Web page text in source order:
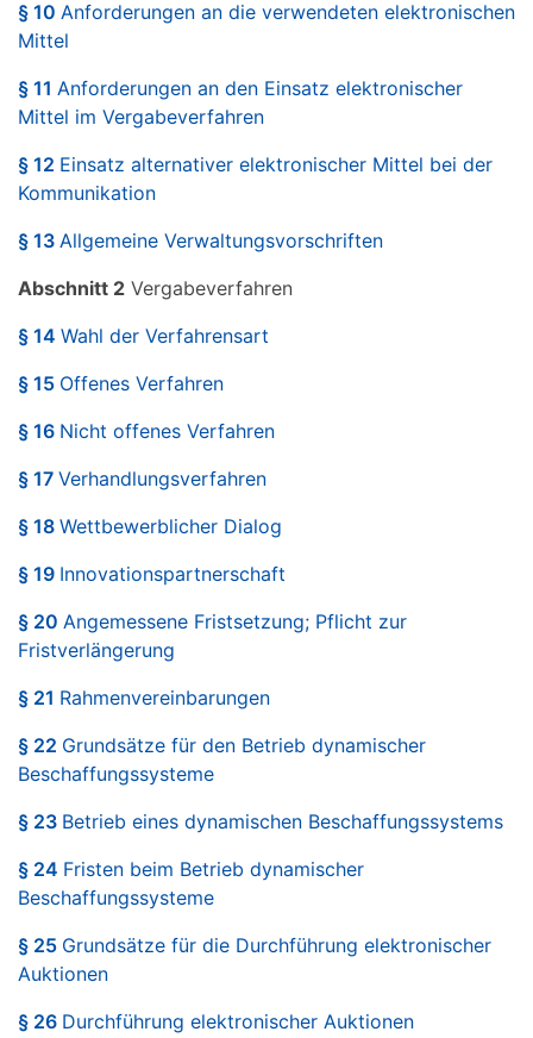
§ 10 Anforderungen an die verwendeten elektronischen
Mittel
§ 11 Anforderungen an den Einsatz elektronischer
Mittel im Vergabeverfahren
§ 12 Einsatz alternativer elektronischer Mittel bei der
Kommunikation
§ 13 Allgemeine Verwaltungsvorschriften
Abschnitt 2 Vergabeverfahren
§ 14 Wahl der Verfahrensart
§ 15 Offenes Verfahren
§ 16 Nicht offenes Verfahren
§ 17 Verhandlungsverfahren
§ 18 Wettbewerblicher Dialog
§ 19 Innovationspartnerschaft
§ 20 Angemessene Fristsetzung; Pflicht zur
Fristverlängerung
§ 21 Rahmenvereinbarungen
§ 22 Grundsätze für den Betrieb dynamischer
Beschaffungssysteme
§ 23 Betrieb eines dynamischen Beschaffungssystems
§ 24 Fristen beim Betrieb dynamischer
Beschaffungssysteme
§ 25 Grundsätze für die Durchführung elektronischer
Auktionen
§ 26 Durchführung elektronischer Auktionen